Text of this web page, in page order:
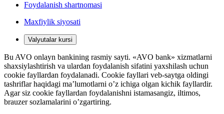
Foydalanish shartnomasi
Maxfiylik siyosati
Valyutalar kursi
Bu AVO onlayn bankining rasmiy sayti. «AVO bank» xizmatlarni
shaxsiylashtirish va ulardan foydalanish sifatini yaxshilash uchun
cookie fayllardan foydalanadi. Cookie fayllari veb-saytga oldingi
tashriflar haqidagi ma’lumotlarni o’z ichiga olgan kichik fayllardir.
Agar siz cookie fayllardan foydalanishni istamasangiz, iltimos,
brauzer sozlamalarini o’zgartiring.